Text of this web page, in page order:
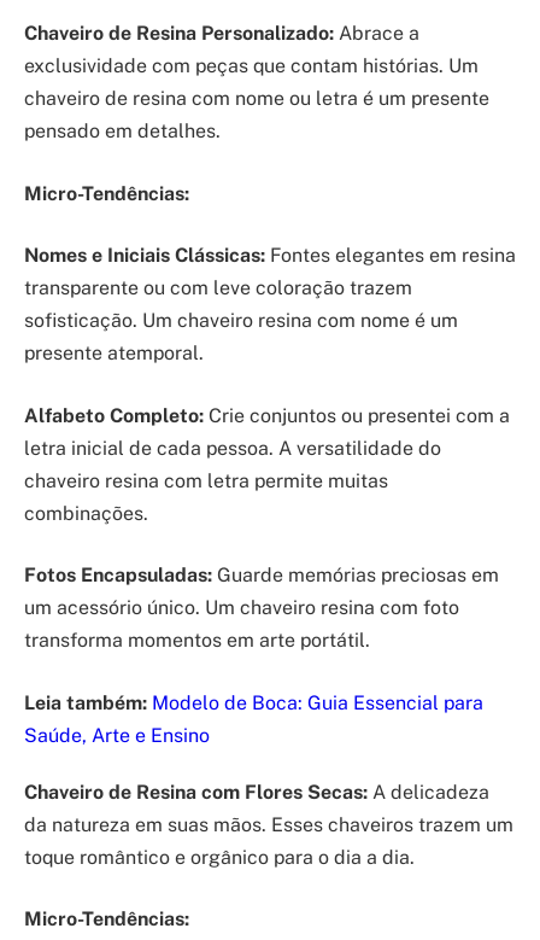
Chaveiro de Resina Personalizado: Abrace a
exclusividade com peças que contam histórias. Um
chaveiro de resina com nome ou letra é um presente
pensado em detalhes.
Micro-Tendências:
Nomes e Iniciais Clássicas: Fontes elegantes em resina
transparente ou com leve coloração trazem
sofisticação. Um chaveiro resina com nome é um
presente atemporal.
Alfabeto Completo: Crie conjuntos ou presentei com a
letra inicial de cada pessoa. A versatilidade do
chaveiro resina com letra permite muitas
combinações.
Fotos Encapsuladas: Guarde memórias preciosas em
um acessório único. Um chaveiro resina com foto
transforma momentos em arte portátil.
Leia também: Modelo de Boca: Guia Essencial para
Saúde, Arte e Ensino
Chaveiro de Resina com Flores Secas: A delicadeza
da natureza em suas mãos. Esses chaveiros trazem um
toque romântico e orgânico para o dia a dia.
Micro-Tendências: